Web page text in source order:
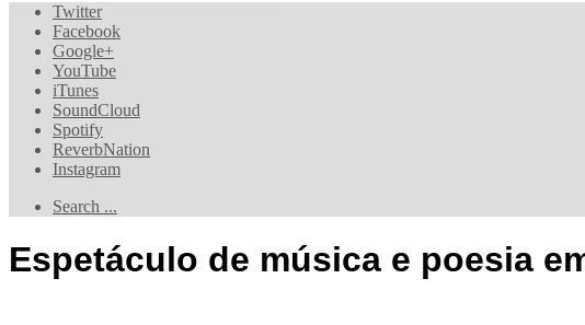
Twitter
Facebook
Google+
YouTube
iTunes
SoundCloud
Spotify
ReverbNation
Instagram
Search ...
Espetáculo de música e poesia